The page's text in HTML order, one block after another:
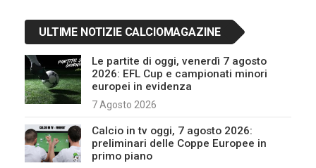
ULTIME NOTIZIE CALCIOMAGAZINE
Le partite di oggi, venerdì 7 agosto
2026: EFL Cup e campionati minori
europei in evidenza
7 Agosto 2026
Calcio in tv oggi, 7 agosto 2026:
preliminari delle Coppe Europee in
primo piano